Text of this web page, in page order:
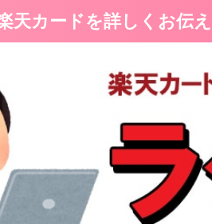
天カードを詳しくお伝